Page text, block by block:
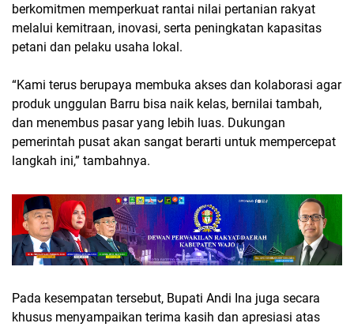
berkomitmen memperkuat rantai nilai pertanian rakyat
melalui kemitraan, inovasi, serta peningkatan kapasitas
petani dan pelaku usaha lokal.
“Kami terus berupaya membuka akses dan kolaborasi agar
produk unggulan Barru bisa naik kelas, bernilai tambah,
dan menembus pasar yang lebih luas. Dukungan
pemerintah pusat akan sangat berarti untuk mempercepat
langkah ini,” tambahnya.
Pada kesempatan tersebut, Bupati Andi Ina juga secara
khusus menyampaikan terima kasih dan apresiasi atas